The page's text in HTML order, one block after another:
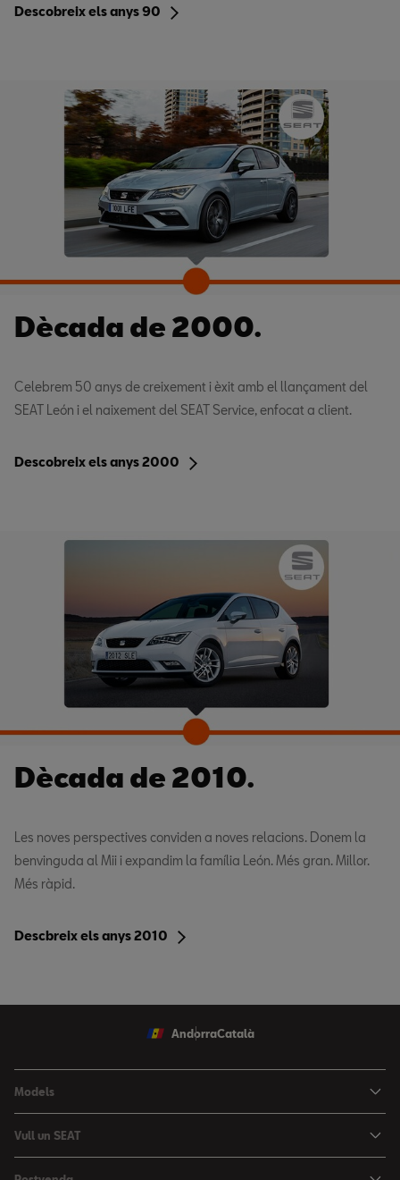
Descobreix els anys 90
Dècada de 2000.
Celebrem 50 anys de creixement i èxit amb el llançament del
SEAT León i el naixement del SEAT Service, enfocat a client.
Descobreix els anys 2000
Dècada de 2010.
Les noves perspectives conviden a noves relacions. Donem la
benvinguda al Mii i expandim la família León. Més gran. Millor.
Més ràpid.
Descbreix els anys 2010
AndorraCatalà
Models
Nou Arona
Vull un SEAT